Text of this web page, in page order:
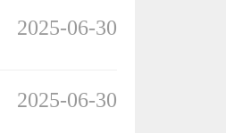
2025-06-30
2025-06-30